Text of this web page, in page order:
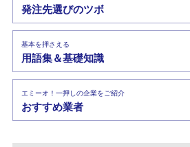
発注先選びのツボ
基本を押さえる
用語集＆基礎知識
エミーオ！一押しの企業をご紹介
おすすめ業者